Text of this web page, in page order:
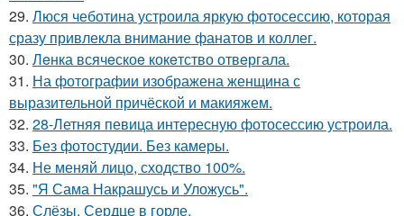
29. Люся чеботина устроила яркую фотосессию, которая
сразу привлекла внимание фанатов и коллег.
30. Лeнка всячeскоe кокeтство отвeргала.
31. На фотографии изображена женщина с
выразительной причёской и макияжем.
32. 28-Летняя певица интересную фотосессию устроила.
33. Без фотостудии. Без камеры.
34. Не меняй лицо, сходство 100%.
35. "Я Сама Накрашусь и Уложусь".
36. Слёзы. Сердце в горле.